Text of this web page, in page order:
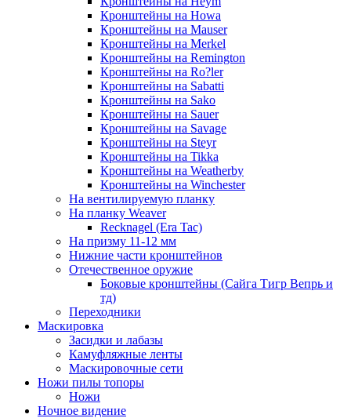
Кронштейны на Howa
Кронштейны на Mauser
Кронштейны на Merkel
Кронштейны на Remington
Кронштейны на Ro?ler
Кронштейны на Sabatti
Кронштейны на Sako
Кронштейны на Sauer
Кронштейны на Savage
Кронштейны на Steyr
Кронштейны на Tikka
Кронштейны на Weatherby
Кронштейны на Winchester
На вентилируемую планку
На планку Weaver
Recknagel (Era Tac)
На призму 11-12 мм
Нижние части кронштейнов
Отечественное оружие
Боковые кронштейны (Сайга Тигр Вепрь и
тд)
Переходники
Маскировка
Засидки и лабазы
Камуфляжные ленты
Маскировочные сети
Ножи пилы топоры
Ножи
Ночное видение